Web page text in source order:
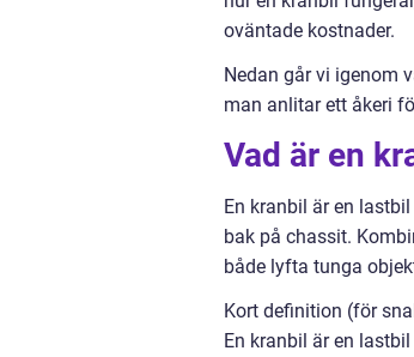
oväntade kostnader.
Nedan går vi igenom
man anlitar ett åkeri
Vad är en
En kranbil är en
bak på chassit.
både lyfta tunga
Kort definition (för
En kranbil är en